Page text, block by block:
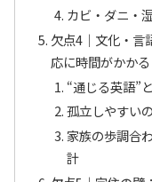
カビ・ダニ・
欠点4｜文化・言
応に時間がかかる
“通じる英語”
孤立しやすい
家族の歩調合
計